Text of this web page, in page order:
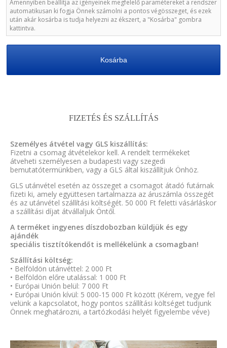
Amennyiben beállítja az igényeinek megfelelő paramétereket a rendszer
automatikusan ki fogja Önnek számolni a pontos végösszeget, és ezek
után akár kosárba is tudja helyezni az ékszert, a "Kosárba" gombra
kattintva.
Kosárba
FIZETÉS ÉS SZÁLLÍTÁS
Személyes átvétel vagy GLS kiszállítás:
Fizetni a csomag átvételekor kell. A rendelt termékeket
átveheti személyesen a budapesti vagy szegedi
bemutatótermünkben, vagy a GLS által kiszállítjuk Önhöz.
GLS utánvétel esetén az összeget a csomagot átadó futárnak
fizeti ki, amely együttesen tartalmazza az áruszámla összegét
és az utánvétel szállítási költségét. 50 000 Ft feletti vásárláskor
a szállítási díjat átvállaljuk Öntől.
A terméket ingyenes díszdobozban küldjük és egy
ajándék
speciális tisztítókendőt is mellékelünk a csomagban!
Szállítási költség:
• Belföldön utánvéttel: 2 000 Ft
• Belföldön előre utalással: 1 000 Ft
• Európai Unión belül: 7 000 Ft
• Európai Unión kívül: 5 000-15 000 Ft között (Kérem, vegye fel
velünk a kapcsolatot, hogy pontos szállítási költséget tudjunk
Önnek meghatározni, a tartózkodási helyét figyelembe véve)